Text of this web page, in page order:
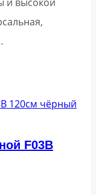
F03B